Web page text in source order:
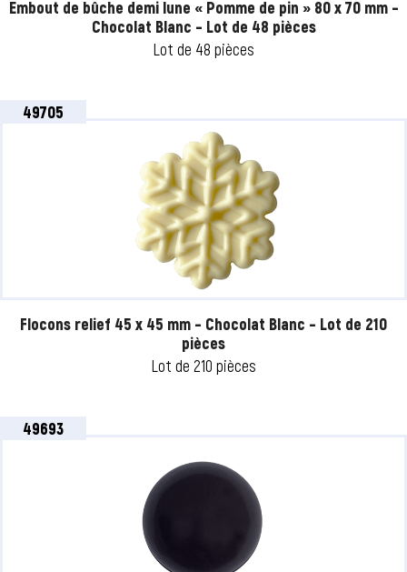
Embout de bûche demi lune « Pomme de pin » 80 x 70 mm –
Chocolat Blanc – Lot de 48 pièces
Lot de 48 pièces
49705
Flocons relief 45 x 45 mm – Chocolat Blanc – Lot de 210
pièces
Lot de 210 pièces
49693